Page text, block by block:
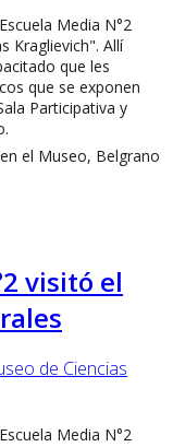
Media N°2
Kraglievich". Allí
que les
que se exponen
Participativa y
el Museo, Belgrano
visitó el
Media N°2